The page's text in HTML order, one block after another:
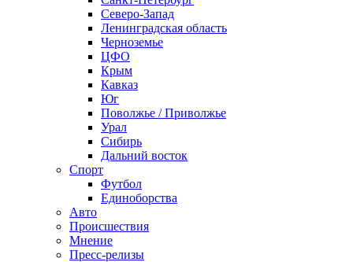
Северо-Запад
Ленинградская область
Черноземье
ЦФО
Крым
Кавказ
Юг
Поволжье / Приволжье
Урал
Сибирь
Дальний восток
Спорт
Футбол
Единоборства
Авто
Происшествия
Мнение
Пресс-релизы